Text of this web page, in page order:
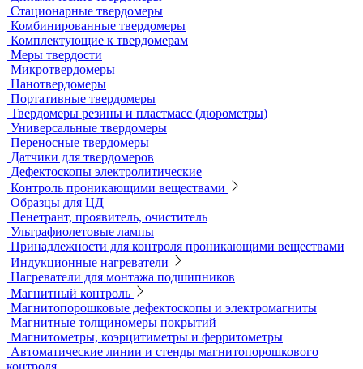
Универсальный шаблон радиографа
Эталоны чувствительности канавочные (ЭЧК)
Резаки
Рентгеновская плёнка
Рентгеновские аппараты постоянного действия
Усиливающие экраны
Химреактивы
Фиксаж для рентгеновской пленки
Принадлежности для рентгеновских аппаратов
Пауки, штативы для рентгеновских аппаратов
Твердометрия (контроль твердости)
Ультразвуковые твердомеры
Динамические твердомеры
Стационарные твердомеры
Комбинированные твердомеры
Комплектующие к твердомерам
Меры твердости
Микротвердомеры
Нанотвердомеры
Портативные твердомеры
Твердомеры резины и пластмасс (дюрометры)
Универсальные твердомеры
Переносные твердомеры
Датчики для твердомеров
Дефектоскопы электролитические